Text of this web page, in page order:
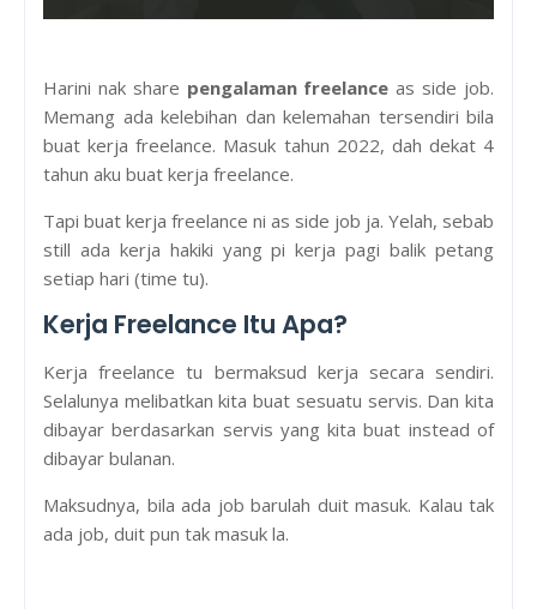
Harini nak share pengalaman freelanceas side job.
Memang ada kelebihan dan kelemahan tersendiri bila
buat kerja freelance. Masuk tahun 2022, dah dekat 4
tahun aku buat kerja freelance.
Tapi buat kerja freelance ni as side job ja. Yelah, sebab
still ada kerja hakiki yang pi kerja pagi balik petang
setiap hari (time tu).
Kerja Freelance Itu Apa?
Kerja freelance tu bermaksud kerja secara sendiri.
Selalunya melibatkan kita buat sesuatu servis. Dan kita
dibayar berdasarkan servis yang kita buat instead of
dibayar bulanan.
Maksudnya, bila ada job barulah duit masuk. Kalau tak
ada job, duit pun tak masuk la.